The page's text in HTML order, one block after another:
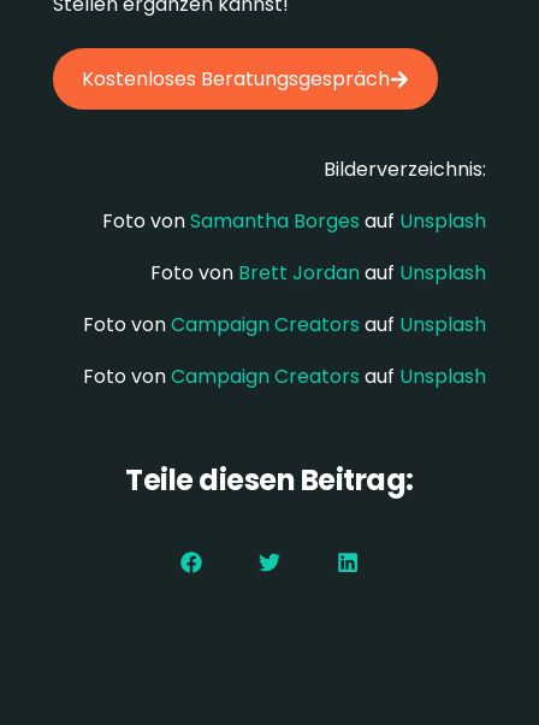
Kostenloses Beratungsgespräch
Bilderverzeichnis:
Foto vonSamantha Borges auf Unsplash
Foto von Brett Jordan auf Unsplash
Foto vonCampaign Creators auf Unsplash
Foto vonCampaign Creators auf Unsplash
Teile diesen Beitrag: